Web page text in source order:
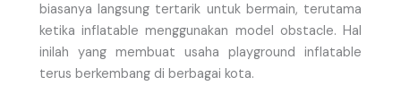
biasanya langsung tertarik untuk bermain, terutama
ketika inflatable menggunakan model obstacle. Hal
inilah yang membuat usaha playground inflatable
terus berkembang di berbagai kota.